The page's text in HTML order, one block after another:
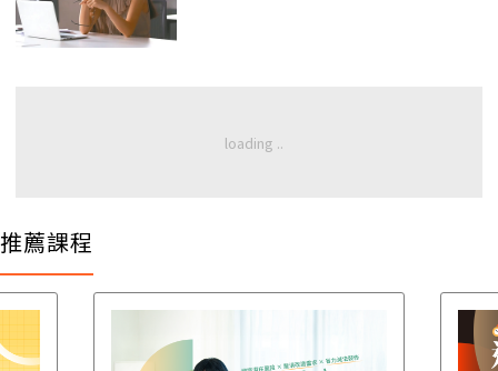
推薦課程